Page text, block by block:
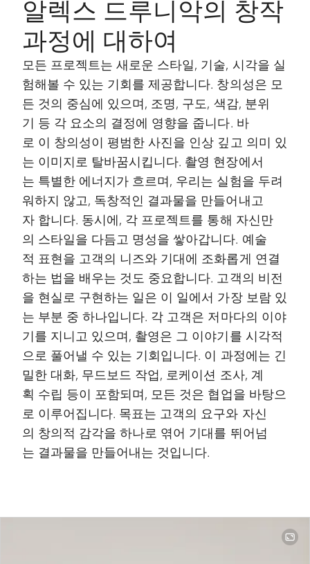
알렉스 드루니악의 창작
과정에 대하여
모든 프로젝트는 새로운 스타일, 기술, 시각을 실
험해볼 수 있는 기회를 제공합니다. 창의성은 모
든 것의 중심에 있으며, 조명, 구도, 색감, 분위
기 등 각 요소의 결정에 영향을 줍니다. 바
로 이 창의성이 평범한 사진을 인상 깊고 의미 있
는 이미지로 탈바꿈시킵니다. 촬영 현장에서
는 특별한 에너지가 흐르며, 우리는 실험을 두려
워하지 않고, 독창적인 결과물을 만들어내고
자 합니다. 동시에, 각 프로젝트를 통해 자신만
의 스타일을 다듬고 명성을 쌓아갑니다. 예술
적 표현을 고객의 니즈와 기대에 조화롭게 연결
하는 법을 배우는 것도 중요합니다. 고객의 비전
을 현실로 구현하는 일은 이 일에서 가장 보람 있
는 부분 중 하나입니다. 각 고객은 저마다의 이야
기를 지니고 있으며, 촬영은 그 이야기를 시각적
으로 풀어낼 수 있는 기회입니다. 이 과정에는 긴
밀한 대화, 무드보드 작업, 로케이션 조사, 계
획 수립 등이 포함되며, 모든 것은 협업을 바탕으
로 이루어집니다. 목표는 고객의 요구와 자신
의 창의적 감각을 하나로 엮어 기대를 뛰어넘
는 결과물을 만들어내는 것입니다.